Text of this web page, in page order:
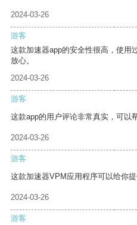
2024-03-26
游客
这款加速器app的安全性很高，使用
放心。
2024-03-26
游客
这款app的用户评论非常真实，可以
2024-03-26
游客
这款加速器VPM应用程序可以给你
2024-03-26
游客